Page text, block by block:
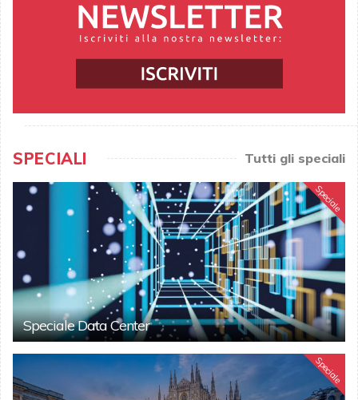
SPECIALI Tutti gli speciali
Speciale
Speciale Data Center
Speciale